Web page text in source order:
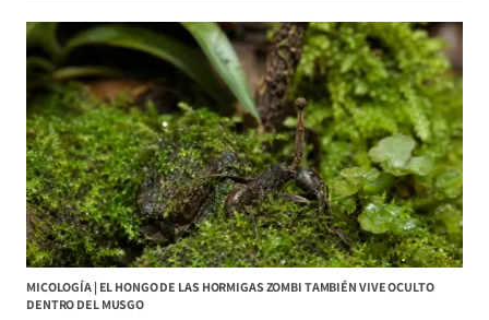
MICOLOGÍA | EL HONGO DE LAS HORMIGAS ZOMBI TAMBIÉN VIVE OCULTO
DENTRO DEL MUSGO